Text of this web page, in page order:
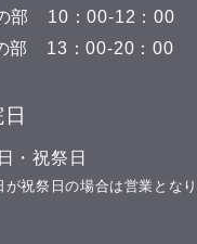
りません 午後の部 空き
せん 8月8日(土) 午前の
18:00 8月9日(日) お
10日(月) 午前の部 11:00
15:00以降お選び頂けま
日(火) 山の日の祝日 お
部 ​10：00-12：00
部 ​13：00-20：00
・祝祭日
が祝祭日の場合は営業とな